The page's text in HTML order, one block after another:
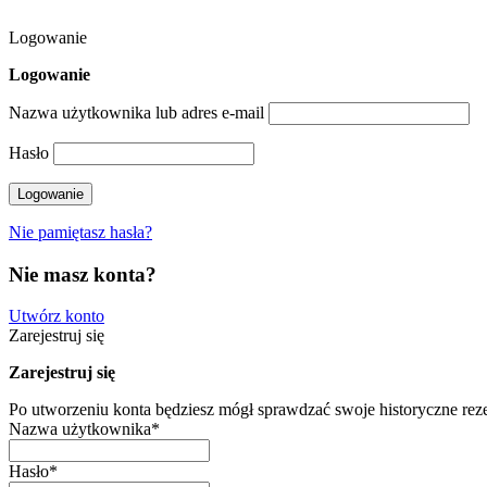
Logowanie
Logowanie
Nazwa użytkownika lub adres e-mail
Hasło
Nie pamiętasz hasła?
Nie masz konta?
Utwórz konto
Zarejestruj się
Zarejestruj się
Po utworzeniu konta będziesz mógł sprawdzać swoje historyczne
Nazwa użytkownika*
Hasło*